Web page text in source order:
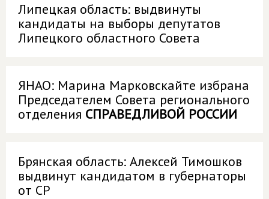
Липецкая область: выдвинуты
кандидаты на выборы депутатов
Липецкого областного Совета
ЯНАО: Марина Марковскайте избрана
Председателем Совета регионального
отделения СПРАВЕДЛИВОЙ РОССИИ
Брянская область: Алексей Тимошков
выдвинут кандидатом в губернаторы
от СР